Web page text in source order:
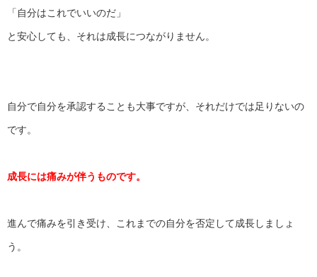
「自分はこれでいいのだ」
と安心しても、それは成長につながりません。
自分で自分を承認することも大事ですが、 それだけでは足りないの
です。
成長には痛みが伴うものです。
進んで痛みを引き受け、 これまでの自分を否定して成長しましょ
う。